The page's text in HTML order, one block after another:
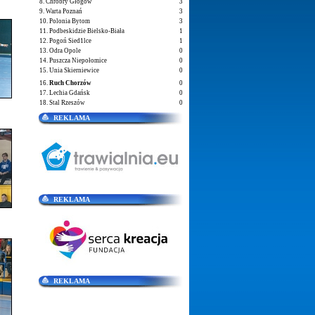
8. Chrobry Głogów
3
9. Warta Poznań
3
10. Polonia Bytom
3
11. Podbeskidzie Bielsko-Biała
1
12. Pogoń Sied1lce
1
13. Odra Opole
0
14. Puszcza Niepołomice
0
15. Unia Skierniewice
0
16. Ruch Chorzów
0
17. Lechia Gdańsk
0
18. Stal Rzeszów
0
REKLAMA
REKLAMA
REKLAMA